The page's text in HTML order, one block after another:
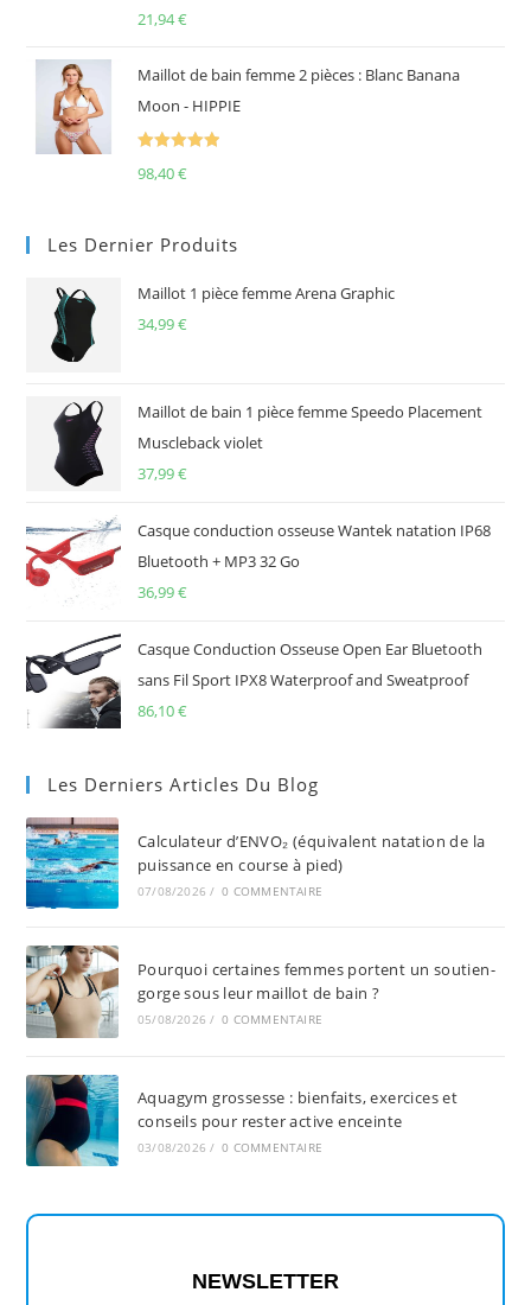
21,94€
Maillot de bain femme 2 pièces : Blanc Banana
Moon - HIPPIE
98,40€
Les Dernier Produits
Maillot 1 pièce femme Arena Graphic
34,99€
Maillot de bain 1 pièce femme Speedo Placement
Muscleback violet
37,99€
Casque conduction osseuse Wantek natation IP68
Bluetooth + MP3 32 Go
36,99€
Casque Conduction Osseuse Open Ear Bluetooth
sans Fil Sport IPX8 Waterproof and Sweatproof
86,10€
Les Derniers Articles Du Blog
Calculateur d’ENVO₂ (équivalent natation de la
puissance en course à pied)
07/08/2026 / 0 COMMENTAIRE
Pourquoi certaines femmes portent un soutien-
gorge sous leur maillot de bain ?
05/08/2026 / 0 COMMENTAIRE
Aquagym grossesse : bienfaits, exercices et
conseils pour rester active enceinte
03/08/2026 / 0 COMMENTAIRE
NEWSLETTER